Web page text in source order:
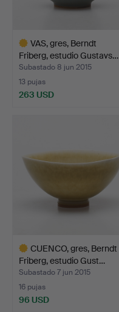
VAS, gres, Berndt
Friberg, estudio Gustavs…
Subastado 8 jun 2015
13 pujas
263 USD
CUENCO, gres, Berndt
Friberg, estudio Gust…
Subastado 7 jun 2015
16 pujas
96 USD